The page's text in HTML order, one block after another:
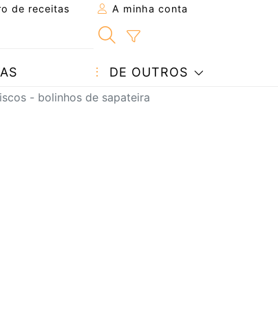
de receitas A minha conta
DE OUTROS
- bolinhos de sapateira
um amigo
o autor da receita
receita? Compartilhe